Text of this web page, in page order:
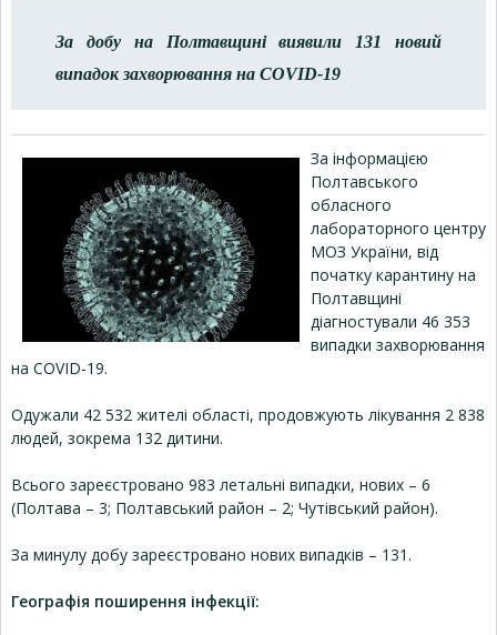
За добу на Полтавщині виявили 131 новий
випадок захворювання на COVID-19
За інформацією
Полтавського
обласного
лабораторного центру
МОЗ України, від
початку карантину на
Полтавщині
діагностували 46 353
випадки захворювання
на COVID-19.
Одужали 42 532 жителі області, продовжують лікування 2 838
людей, зокрема 132 дитини.
Всього зареєстровано 983 летальні випадки, нових – 6
(Полтава – 3; Полтавський район – 2; Чутівський район).
За минулу добу зареєстровано нових випадків – 131.
Географія поширення інфекції: